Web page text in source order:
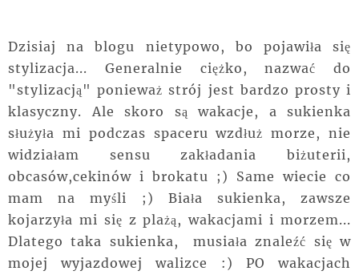
Dzisiaj na blogu nietypowo, bo pojawiła się
stylizacja... Generalnie ciężko, nazwać do
"stylizacją" ponieważ strój jest bardzo prosty i
klasyczny. Ale skoro są wakacje, a sukienka
służyła mi podczas spaceru wzdłuż morze, nie
widziałam sensu zakładania biżuterii,
obcasów,cekinów i brokatu ;) Same wiecie co
mam na myśli ;) Biała sukienka, zawsze
kojarzyła mi się z plażą, wakacjami i morzem...
Dlatego taka sukienka, musiała znaleźć się w
mojej wyjazdowej walizce :) PO wakacjach